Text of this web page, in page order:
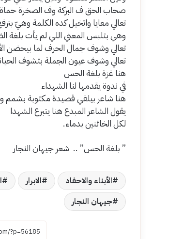
صحاب الحق ف البركة وف الصخرة حماة
تعالي معايا واتخيل كده الكلمة وهيّ
وهي بتلبس المعني اللي لم يأت بلغة
تعالي وشوف جمال الحرف لما بيحضن
تعالي وشوف عيون الجملة بتشوف
هنا غزة بلغة الحس
في ندوة يقدمها لنا الشهداء
هنا شاعر بيلقي قصيدة مكتوبة بشمم
يقول الشاعر المبدع هنا يتبرع الشهدا
لكل الخائنين بدماء.
” بلغة الحس” .. شعر جيهان النجار
الأبناء والاحفاد الابرار
جيهان النجار